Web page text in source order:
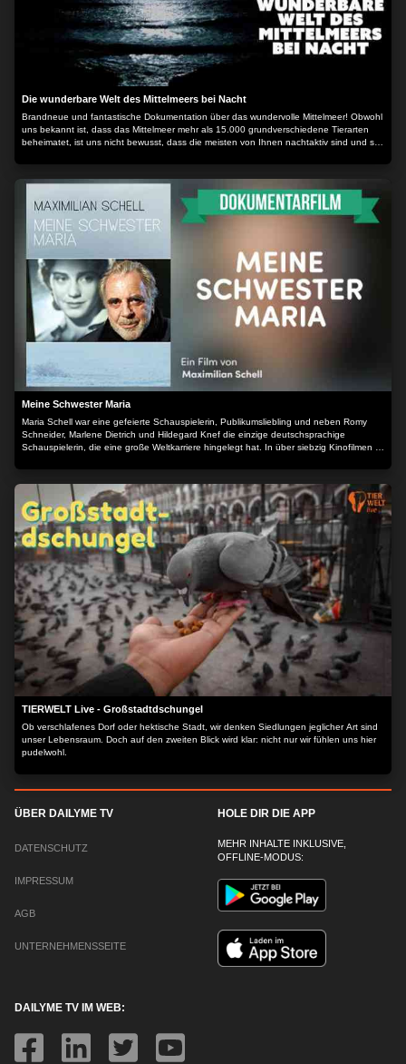
Die wunderbare Welt des Mittelmeers bei Nacht
Brandneue und fantastische Dokumentation über das wundervolle Mittelmeer! Obwohl
uns bekannt ist, dass das Mittelmeer mehr als 15.000 grundverschiedene Tierarten
beheimatet, ist uns nicht bewusst, dass die meisten von Ihnen nachtaktiv sind und so
Mondphasen beeinflussen beim Mittelmeer dabei nicht so sehr die Gezeiten, sondern
das Verhalten der Tiere. Viele werden erst durch den schützenden Mantel der
Dunkelheit aktiv, um nach Futter zu suchen, ohne selbst verschluckt zu werden. So
entwickelten viele der Meeresbewohner außergewöhnliche Fähigkeiten und Sinne, um
bis zur Dämmerung zu überleben. Andere finden in der Nacht ihre Partner, um sich
fortpflanzen zu können. Der Inhalt wird bereitgestellt von: PLAION PICTURES GmbH,
Lochhamer Str. 9, 82152 Planegg/München
Meine Schwester Maria
Maria Schell war eine gefeierte Schauspielerin, Publikumsliebling und neben Romy
Schneider, Marlene Dietrich und Hildegard Knef die einzige deutschsprachige
Schauspielerin, die eine große Weltkarriere hingelegt hat. In über siebzig Kinofilmen ist
sehen. Ihr Leben ist der Stoff, aus dem Erfolgsbiografien sind: Amouren, Affären,
Einsamkeit, verschmähte Liebe, Enttäuschungen, Schulden, Depressionen, die
Unfähigkeit zu altern sowie ein Selbstmordversuch.
TIERWELT Live - Großstadtdschungel
Ob verschlafenes Dorf oder hektische Stadt, wir denken Siedlungen jeglicher Art sind
unser Lebensraum. Doch auf den zweiten Blick wird klar: nicht nur wir fühlen uns hier
pudelwohl.
ÜBER DAILYME TV
DATENSCHUTZ
IMPRESSUM
AGB
UNTERNEHMENSSEITE
HOLE DIR DIE APP
MEHR INHALTE INKLUSIVE,
OFFLINE-MODUS:
DAILYME TV IM WEB: